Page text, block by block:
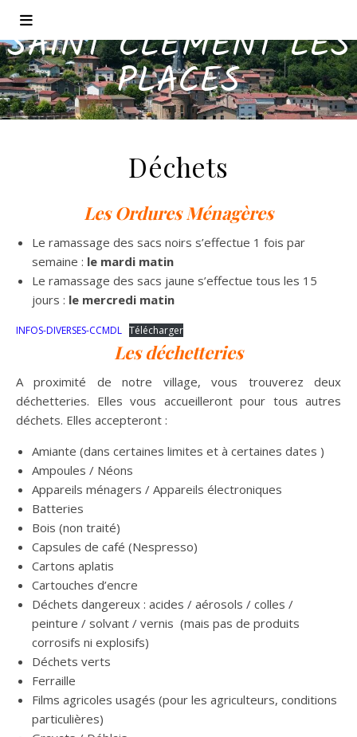
SAINT CLÉMENT LES
PLACES
Déchets
Les Ordures Ménagères
Le ramassage des sacs noirs s’effectue 1 fois par
semaine : le mardi matin
Le ramassage des sacs jaune s’effectue tous les 15
jours : le mercredi matin
INFOS-DIVERSES-CCMDL Télécharger
Les déchetteries
A proximité de notre village, vous trouverez deux
déchetteries. Elles vous accueilleront pour tous autres
déchets. Elles accepteront :
Amiante (dans certaines limites et à certaines dates )
Ampoules / Néons
Appareils ménagers / Appareils électroniques
Batteries
Bois (non traité)
Capsules de café (Nespresso)
Cartons aplatis
Cartouches d’encre
Déchets dangereux : acides / aérosols / colles /
peinture / solvant / vernis (mais pas de produits
corrosifs ni explosifs)
Déchets verts
Ferraille
Films agricoles usagés (pour les agriculteurs, conditions
particulières)